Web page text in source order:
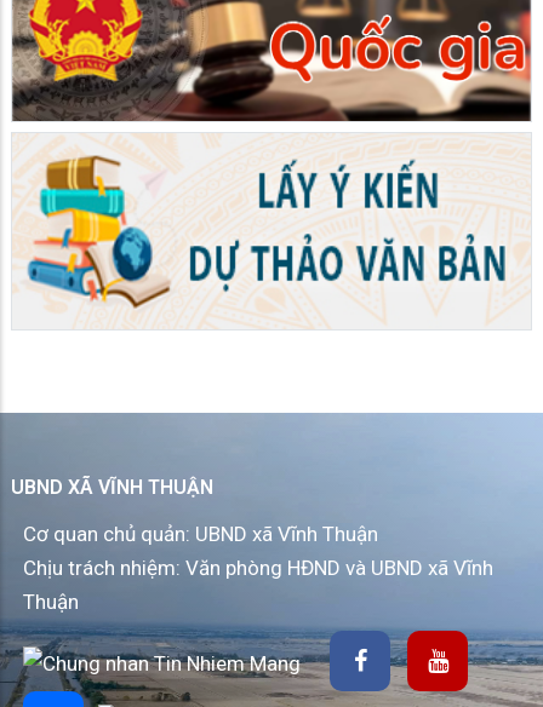
UBND XÃ VĨNH THUẬN
Cơ quan chủ quản: UBND xã Vĩnh Thuận
Chịu trách nhiệm: Văn phòng HĐND và UBND xã Vĩnh
Thuận